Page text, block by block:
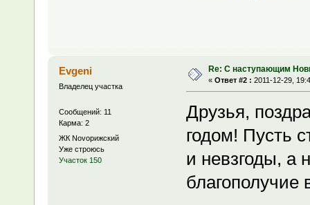
Evgeni
Владелец участка
Сообщений: 11
Карма: 2
ЖК Novoрижский
Уже строюсь
Участок 150
Re: С наступающим
« Ответ #2 : 2011-12-29,
Друзья,
годом! Пусть
и невзгоды, а